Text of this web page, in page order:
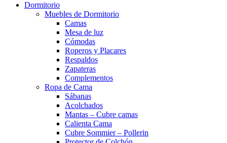
Dormitorio
Muebles de Dormitorio
Camas
Mesa de luz
Cómodas
Roperos y Placares
Respaldos
Zapateras
Complementos
Ropa de Cama
Sábanas
Acolchados
Mantas – Cubre camas
Calienta Cama
Cubre Sommier – Pollerin